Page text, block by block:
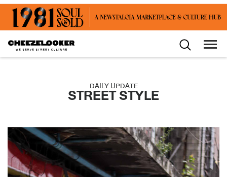
DAILY UPDATE
STREET STYLE